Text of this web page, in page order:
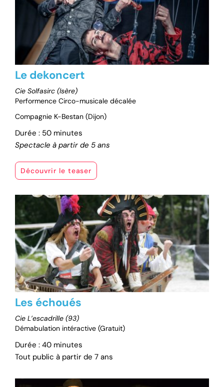
Le dekoncert
Cie Solfasirc (Isère)
Performence Circo-musicale décalée
Compagnie K-Bestan (Dijon)
Durée : 50 minutes
Spectacle à partir de 5 ans
Découvrir le teaser
Les échoués
Cie L’escadrille (93)
Démabulation intéractive (Gratuit)
Durée : 40 minutes
Tout public à partir de 7 ans